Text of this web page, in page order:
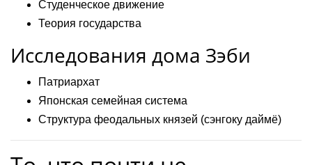
Студенческое движение
Теория государства
Исследования дома Зэби
Патриархат
Японская семейная система
Структура феодальных князей (сэнгоку даймё)